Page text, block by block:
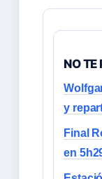
NO TE
y
Final
en